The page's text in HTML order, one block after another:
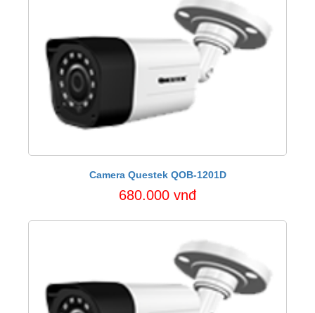
Camera Questek QOB-1201D
680.000 vnđ